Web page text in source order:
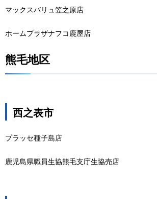
マックスバリュ笠之原店
ホームプラザナフコ鹿屋店
熊毛地区
西之表市
プラッセ種子島店
鹿児島県職員生協熊毛支庁生協売店